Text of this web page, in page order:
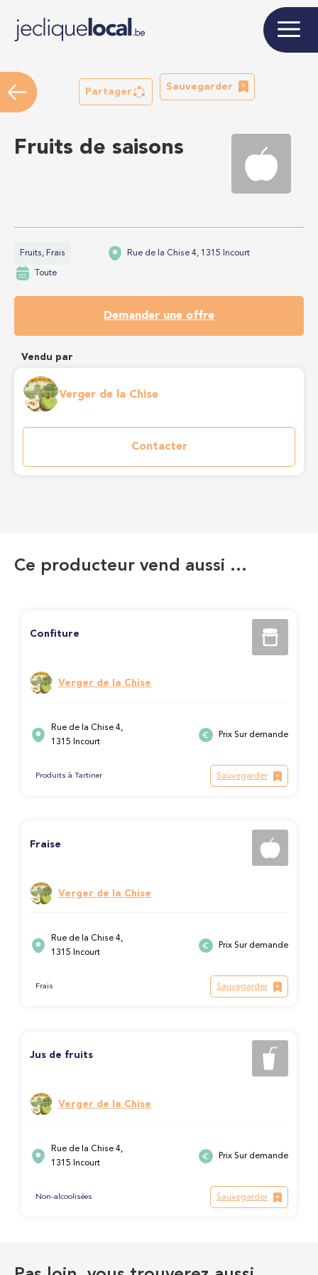
Partager
Sauvegarder
Fruits de saisons
Fruits, Frais Rue de la Chise 4, 1315 Incourt
Toute
Demander une offre
Vendu par
Verger de la Chise
Contacter
Ce producteur vend aussi …
Confiture
Verger de la Chise
Rue de la Chise 4,
1315 Incourt
Prix Sur demande
Produits à Tartiner Sauvegarder
Fraise
Verger de la Chise
Rue de la Chise 4,
1315 Incourt
Prix Sur demande
Frais Sauvegarder
Jus de fruits
Verger de la Chise
Rue de la Chise 4,
1315 Incourt
Prix Sur demande
Non-alcoolisées Sauvegarder